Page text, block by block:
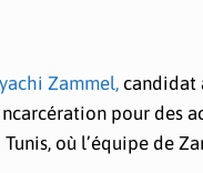
Zammel, candidat
pour des
où l’équipe de